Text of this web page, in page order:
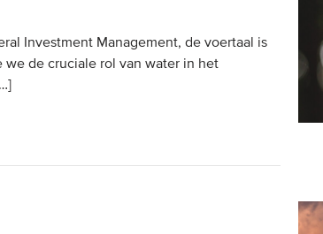
Investment Management, de voertaal is
we de cruciale rol van water in het